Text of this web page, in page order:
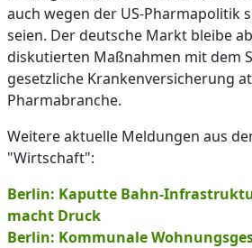
auch wegen der US-Pharmapolitik
seien. Der deutsche Markt bleibe
diskutierten Maßnahmen mit dem
gesetzliche Krankenversicherung
Pharmabranche.
Weitere aktuelle Meldungen aus
"Wirtschaft":
Berlin: Kaputte Bahn-
macht Druck
Berlin: Kommunale